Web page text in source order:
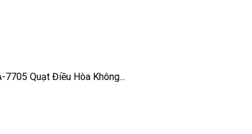
Quạt Điều Hòa Không...